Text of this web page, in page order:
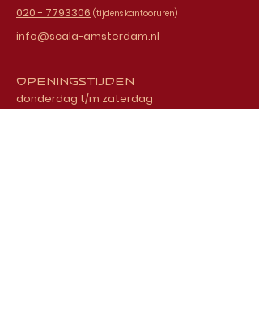
020 - 7793306 (tijdens kantooruren)
info@scala-amsterdam.nl
Openingstijden
donderdag t/m zaterdag